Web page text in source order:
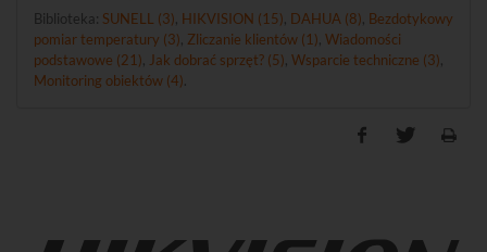
Biblioteka: SUNELL (3) HIKVISION (15) DAHUA (8) Bezdotykowy
pomiar temperatury (3) Zliczanie klientów (1) Wiadomości
podstawowe (21)
Jak dobrać sprzęt? (5) Wsparcie techniczne (3)
Monitoring obiektów (4)